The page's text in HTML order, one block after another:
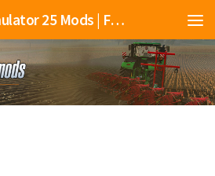
Landwirtschafts Simulator 25 Mods | Farming Simulator 25 Mods | FS25 Mods